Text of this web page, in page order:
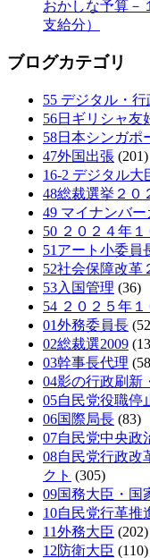
おかしな予算
支給分）
ブログカテゴリ
55 デジタル・
56日ギリシャ友
58日本シンガポ
47外国出張 (201)
16-2 デジタル
48総裁選挙２０
49 マイナンバー
50 ２０２４年１
51アート小委員
52社会保障改革
53入国管理 (36)
54 ２０２５年
01外務委員長
02総裁選2009
03幹事長代理
04影の行政刷新
05自民党役職停
06国際局長 (83)
07自民党中央政
08自民党行政改
クト (305)
09国務大臣・国
10自民党行革推
11外務大臣 (202)
12防衛大臣 (110)